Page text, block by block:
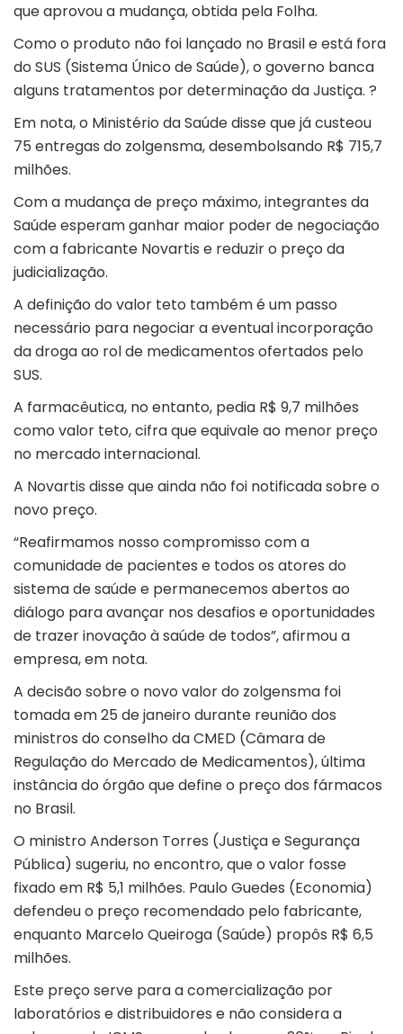
que aprovou a mudança, obtida pela Folha.
Como o produto não foi lançado no Brasil e está fora
do SUS (Sistema Único de Saúde), o governo banca
alguns tratamentos por determinação da Justiça. ?
Em nota, o Ministério da Saúde disse que já custeou
75 entregas do zolgensma, desembolsando R$ 715,7
milhões.
Com a mudança de preço máximo, integrantes da
Saúde esperam ganhar maior poder de negociação
com a fabricante Novartis e reduzir o preço da
judicialização.
A definição do valor teto também é um passo
necessário para negociar a eventual incorporação
da droga ao rol de medicamentos ofertados pelo
SUS.
A farmacêutica, no entanto, pedia R$ 9,7 milhões
como valor teto, cifra que equivale ao menor preço
no mercado internacional.
A Novartis disse que ainda não foi notificada sobre o
novo preço.
“Reafirmamos nosso compromisso com a
comunidade de pacientes e todos os atores do
sistema de saúde e permanecemos abertos ao
diálogo para avançar nos desafios e oportunidades
de trazer inovação à saúde de todos”, afirmou a
empresa, em nota.
A decisão sobre o novo valor do zolgensma foi
tomada em 25 de janeiro durante reunião dos
ministros do conselho da CMED (Câmara de
Regulação do Mercado de Medicamentos), última
instância do órgão que define o preço dos fármacos
no Brasil.
O ministro Anderson Torres (Justiça e Segurança
Pública) sugeriu, no encontro, que o valor fosse
fixado em R$ 5,1 milhões. Paulo Guedes (Economia)
defendeu o preço recomendado pelo fabricante,
enquanto Marcelo Queiroga (Saúde) propôs R$ 6,5
milhões.
Este preço serve para a comercialização por
laboratórios e distribuidores e não considera a